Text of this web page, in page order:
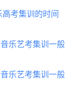
考集训的时间
乐艺考集训一般
乐艺考集训一般